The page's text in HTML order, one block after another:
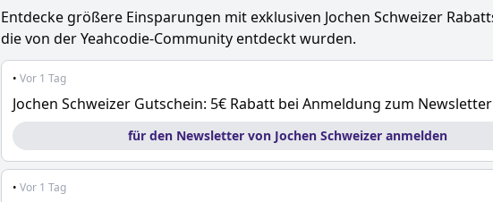
Entdecke größere Einsparungen mit exklusiven Jochen Schweizer
die von der Yeahcodie-Community entdeckt wurden.
• Vor 1 Tag
Jochen Schweizer Gutschein: 5€ Rabatt bei Anmeldung zum Newsletter
für den Newsletter von Jochen Schweizer anmelden
• Vor 1 Tag